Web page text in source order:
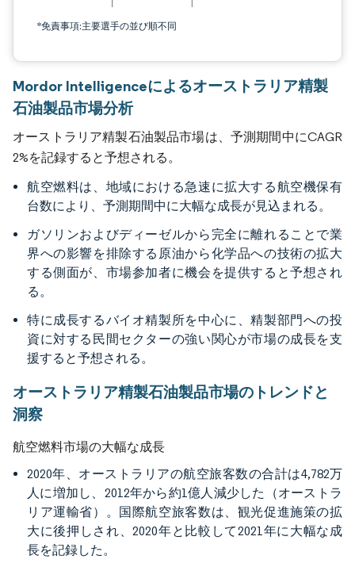
*免責事項:主要選手の並び順不同
Mordor Intelligenceによるオーストラリア精製
石油製品市場分析
オーストラリア精製石油製品市場は、予測期間中にCAGR
2%を記録すると予想される。
航空燃料は、地域における急速に拡大する航空機保有
台数により、予測期間中に大幅な成長が見込まれる。
ガソリンおよびディーゼルから完全に離れることで業
界への影響を排除する原油から化学品への技術の拡大
する側面が、市場参加者に機会を提供すると予想され
る。
特に成長するバイオ精製所を中心に、精製部門への投
資に対する民間セクターの強い関心が市場の成長を支
援すると予想される。
オーストラリア精製石油製品市場のトレンドと
洞察
航空燃料市場の大幅な成長
2020年、オーストラリアの航空旅客数の合計は4,782万
人に増加し、2012年から約1億人減少した（オーストラ
リア運輸省）。国際航空旅客数は、観光促進施策の拡
大に後押しされ、2020年と比較して2021年に大幅な成
長を記録した。